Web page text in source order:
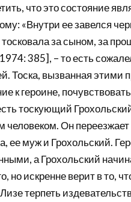
что это состояние
«Внутри ее завелся
тосковала за сыном, за
385], – то есть
Тоска, вызванная этими
к героине,
тоскующий
человеком. Он
ее муж и Грохольский.
а Грохольский
но искренне верит в то,
терпеть